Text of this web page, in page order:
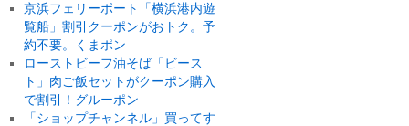
京浜フェリーボート「横浜港内遊
覧船」割引クーポンがおトク。予
約不要。くまポン
ローストビーフ油そば「ビース
ト」肉ご飯セットがクーポン購入
で割引！グルーポン
「ショップチャンネル」買ってす